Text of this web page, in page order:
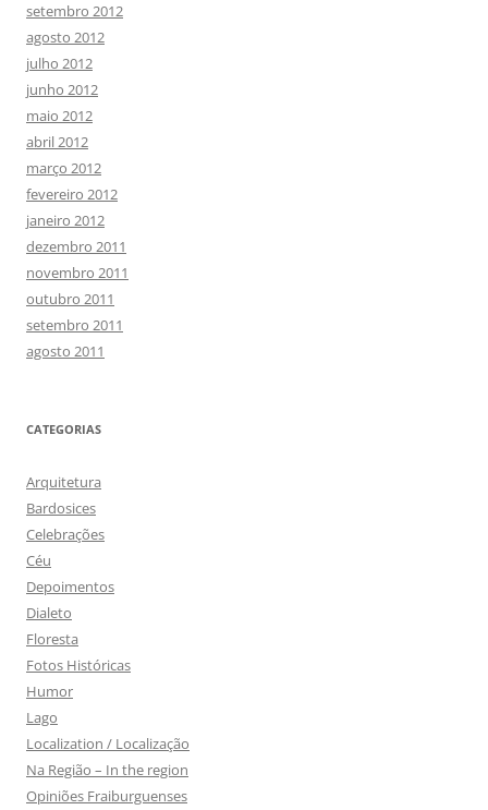
setembro 2012
agosto 2012
julho 2012
junho 2012
maio 2012
abril 2012
março 2012
fevereiro 2012
janeiro 2012
dezembro 2011
novembro 2011
outubro 2011
setembro 2011
agosto 2011
CATEGORIAS
Arquitetura
Bardosices
Celebrações
Céu
Depoimentos
Dialeto
Floresta
Fotos Históricas
Humor
Lago
Localization / Localização
Na Região – In the region
Opiniões Fraiburguenses